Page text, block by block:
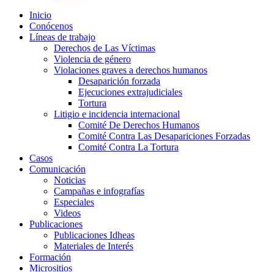
Inicio
Conócenos
Líneas de trabajo
Derechos de Las Víctimas
Violencia de género
Violaciones graves a derechos humanos
Desaparición forzada​
Ejecuciones extrajudiciales
Tortura
Litigio e incidencia internacional
Comité De Derechos Humanos​
Comité Contra Las Desapariciones Forzadas
Comité Contra La Tortura​
Casos
Comunicación
Noticias
Campañas e infografías
Especiales
Videos
Publicaciones
Publicaciones Idheas
Materiales de Interés
Formación
Micrositios